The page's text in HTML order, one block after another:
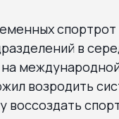
спортрот
в
возродить